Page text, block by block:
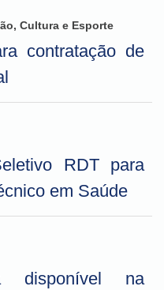
Cultura e Esporte
contratação de
RDT para
em Saúde
disponível na